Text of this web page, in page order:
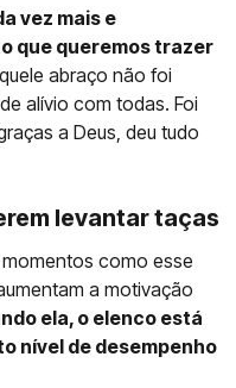
vez mais e
que queremos trazer
abraço não foi
alívio com todas. Foi
a Deus, deu tudo
levantar taças
como esse
a motivação
ela, o elenco está
nível de desempenho